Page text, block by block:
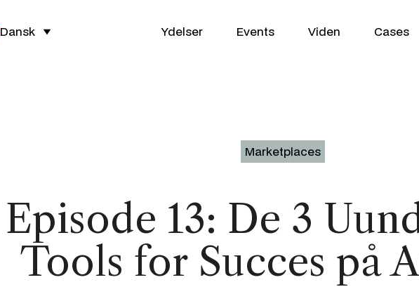
VækstPartner
SEO / GEO
Google Ads
Social Media
Shopify
Klaviyo
Profitmetrics
Looker Studio
Dansk Ydelser Events Viden Cases
Marketplaces
Episode 13: De 3
Tools for Succes på